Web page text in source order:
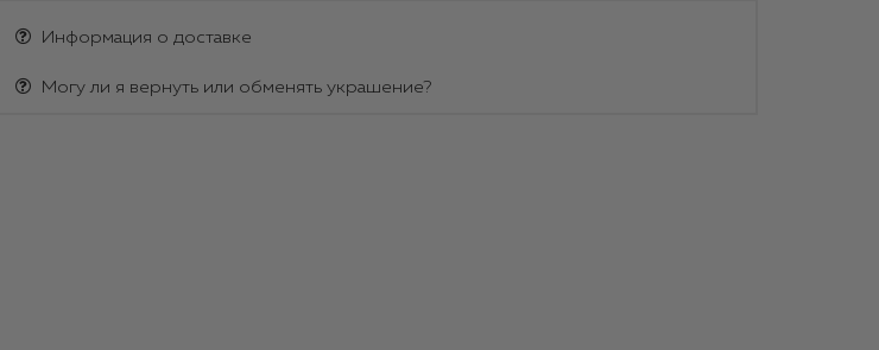
Информация о доставке
Могу ли я вернуть или обменять украшение?